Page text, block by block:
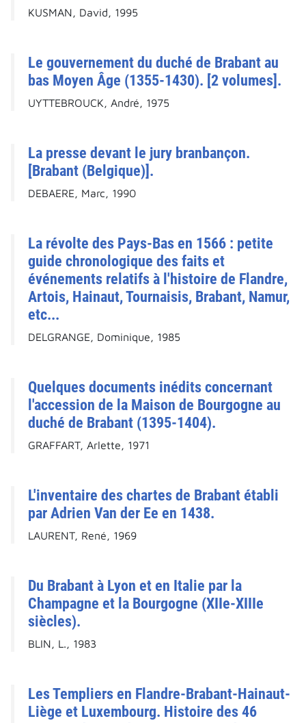
KUSMAN, David, 1995
Le gouvernement du duché de Brabant au
bas Moyen Âge (1355-1430). [2 volumes].
UYTTEBROUCK, André, 1975
La presse devant le jury branbançon.
[Brabant (Belgique)].
DEBAERE, Marc, 1990
La révolte des Pays-Bas en 1566 : petite
guide chronologique des faits et
événements relatifs à l'histoire de Flandre,
Artois, Hainaut, Tournaisis, Brabant, Namur,
etc...
DELGRANGE, Dominique, 1985
Quelques documents inédits concernant
l'accession de la Maison de Bourgogne au
duché de Brabant (1395-1404).
GRAFFART, Arlette, 1971
L'inventaire des chartes de Brabant établi
par Adrien Van der Ee en 1438.
LAURENT, René, 1969
Du Brabant à Lyon et en Italie par la
Champagne et la Bourgogne (XIIe-XIIIe
siècles).
BLIN, L., 1983
Les Templiers en Flandre-Brabant-Hainaut-
Liège et Luxembourg. Histoire des 46